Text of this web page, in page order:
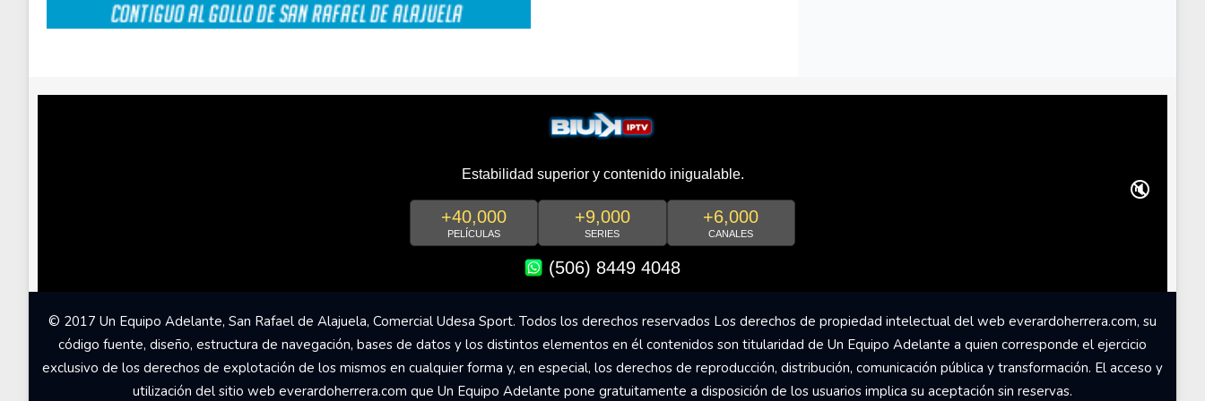
Estabilidad superior y contenido inigualable.
+40,000
PELÍCULAS
+9,000
SERIES
+6,000
CANALES
(506) 8449 4048
🔇
© 2017 Un Equipo Adelante, San Rafael de Alajuela, Comercial Udesa Sport. Todos los derechos reservados Los derechos de propiedad intelectual del web everardoherrera.com, su
código fuente, diseño, estructura de navegación, bases de datos y los distintos elementos en él contenidos son titularidad de Un Equipo Adelante a quien corresponde el ejercicio
exclusivo de los derechos de explotación de los mismos en cualquier forma y, en especial, los derechos de reproducción, distribución, comunicación pública y transformación. El acceso y
utilización del sitio web everardoherrera.com que Un Equipo Adelante pone gratuitamente a disposición de los usuarios implica su aceptación sin reservas.